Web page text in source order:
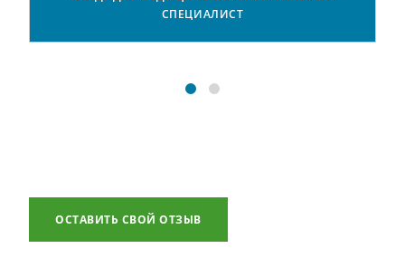
СПЕЦИАЛИСТ
ОСТАВИТЬ СВОЙ ОТЗЫВ